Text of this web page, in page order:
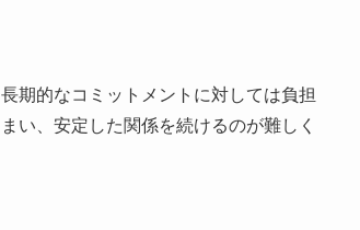
期的なコミットメントに対しては負担
い、安定した関係を続けるのが難しく